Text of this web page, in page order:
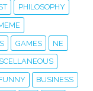
PHILOSOPHY
GAMES NE
BUSINESS